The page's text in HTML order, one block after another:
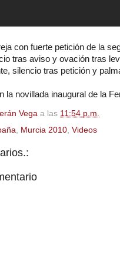
con fuerte petición de la
tras aviso y ovación tras
silencio tras petición y
la novillada inaugural de la
Vega a las 11:54 p.m.
Murcia 2010 Videos